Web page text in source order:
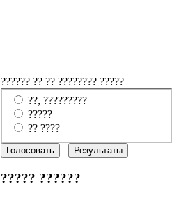
?????? ?? ?? ???????? ?????
??, ?????????
?????
?? ????
????? ??????